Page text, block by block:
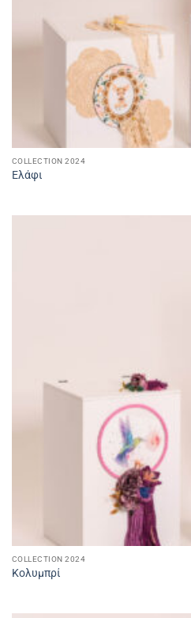
COLLECTION 2024
Ελάφι
COLLECTION 2024
Κολυμπρί